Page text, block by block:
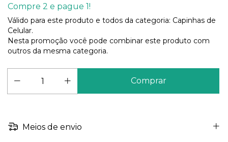
Compre 2 e pague 1!
Válido para este produto e todos da categoria: Capinhas de
Celular.
Nesta promoção você pode combinar este produto com
outros da mesma categoria.
Meios de envio